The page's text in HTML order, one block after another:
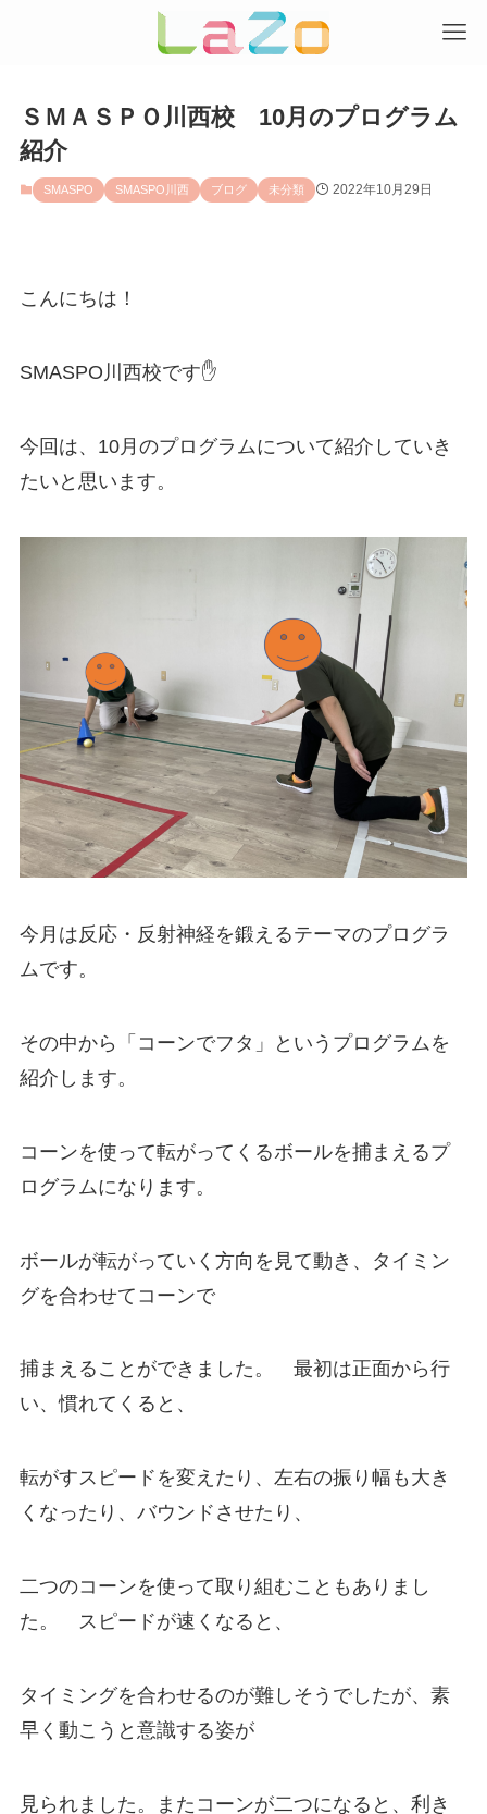
ＳＭＡＳＰＯ川西校 10月のプログラム
紹介
SMASPO SMASPO川西 ブログ 未分類 2022年10月29日
こんにちは！
SMASPO川西校です✋
今回は、10月のプログラムについて紹介していき
たいと思います。
今月は反応・反射神経を鍛えるテーマのプログラ
ムです。
その中から「コーンでフタ」というプログラムを
紹介します。
コーンを使って転がってくるボールを捕まえるプ
ログラムになります。
ボールが転がっていく方向を見て動き、タイミン
グを合わせてコーンで
捕まえることができました。 最初は正面から行
い、慣れてくると、
転がすスピードを変えたり、左右の振り幅も大き
くなったり、バウンドさせたり、
二つのコーンを使って取り組むこともありまし
た。 スピードが速くなると、
タイミングを合わせるのが難しそうでしたが、素
早く動こうと意識する姿が
見られました。またコーンが二つになると、利き